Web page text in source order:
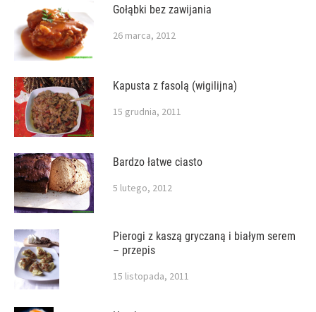
Gołąbki bez zawijania
26 marca, 2012
Kapusta z fasolą (wigilijna)
15 grudnia, 2011
Bardzo łatwe ciasto
5 lutego, 2012
Pierogi z kaszą gryczaną i białym serem
– przepis
15 listopada, 2011